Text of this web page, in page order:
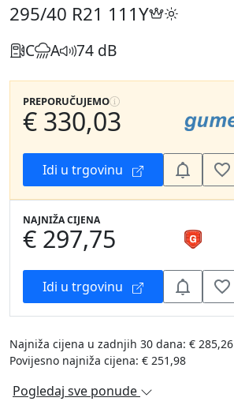
295/40 R21 111Y
C A 74 dB
PREPORUČUJEMO
€ 330,03
Idi u trgovinu
NAJNIŽA CIJENA
€ 297,75
Idi u trgovinu
Najniža cijena u zadnjih 30 dana: € 285,26
Povijesno najniža cijena: € 251,98
Pogledaj sve ponude